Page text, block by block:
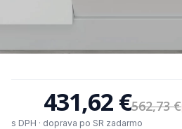
431,62 €562,73 €
s DPH · doprava po SR zadarmo